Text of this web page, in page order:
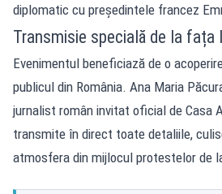
diplomatic cu președintele francez
Transmisie specială de la fața
Evenimentul beneficiază de o
publicul din România. Ana Maria
jurnalist român invitat oficial de Casa
transmite în direct toate detaliile,
atmosfera din mijlocul protestelor de